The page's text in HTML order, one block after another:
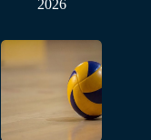
2026